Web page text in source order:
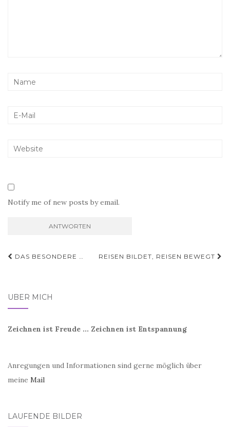
Notify me of new posts by email.
Beitragsnavigation
DAS BESONDERE … REISEN BILDET, REISEN BEWEGT
ÜBER MICH
Zeichnen ist Freude ... Zeichnen ist Entspannung
Anregungen und Informationen sind gerne möglich über
meine Mail
LAUFENDE BILDER